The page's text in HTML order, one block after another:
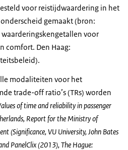
voor reistijdwaardering in het
gemaakt (bron:
voor
comfort. Den Haag:
modaliteiten voor het
trade-off ratio’s (TRs) worden
of time and reliability in passenger
Report for the Ministry of
(Significance, VU University, John Bates
PanelClix (2013), The Hague: